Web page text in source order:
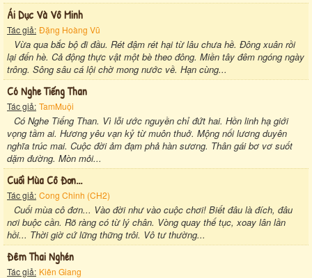
Ái Dục Và Vô Minh
Tác giả: Đặng Hoàng Vũ
Vừa qua bắc bộ đi đầu. Rét đậm rét hại từ lâu chưa hề. Đông xuân rồi
lại đến hè. Cả động thực vật một bè theo đông. Miền tây đêm ngóng ngày
trông. Sông sâu cá lội chờ mong nước về. Hạn cùng...
Có Nghe Tiếng Than
Tác giả: TamMuội
Có Nghe Tiếng Than. Vì lỗi ước nguyền chỉ đứt hai. Hồn linh hạ giới
vọng tầm ai. Hương yêu vạn kỷ từ muôn thuở. Mộng nối lương duyên
nghĩa trúc mai. Cuộc đời ảm đạm phả hàn sương. Thân gái bơ vơ suốt
dặm đường. Mòn mỏi...
Cuối Mùa Cô Đơn...
Tác giả: Cong Chinh (CH2)
Cuối mùa cô đơn... Vào đời như vào cuộc chơi! Biết đâu là đích, đâu
nơi buộc cần. Rõ ràng có từ lý chân. Vòng quay thế tục, xoay lân lần
hồi... Thời giờ cứ lững thững trôi. Vô tư thường...
Đêm Thai Nghén
Tác giả: Kiên Giang